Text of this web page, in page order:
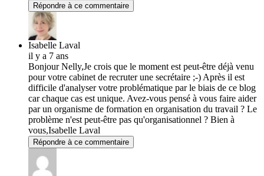
Répondre à ce commentaire
Isabelle Laval
il y a 7 ans
Bonjour Nelly,Je crois que le moment est peut-être déjà venu
pour votre cabinet de recruter une secrétaire ;-) Après il est
difficile d'analyser votre problématique par le biais de ce blog
car chaque cas est unique. Avez-vous pensé à vous faire aider
par un organisme de formation en organisation du travail ? Le
problème n'est peut-être pas qu'organisationnel ? Bien à
vous,Isabelle Laval
Répondre à ce commentaire